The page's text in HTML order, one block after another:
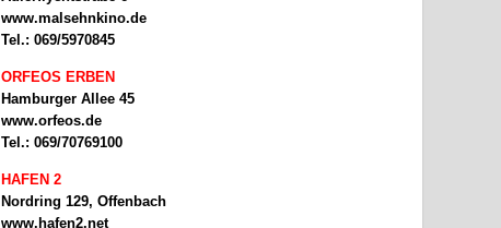
www.malsehnkino.de
Tel.: 069/5970845
ORFEOS ERBEN
Hamburger Allee 45
www.orfeos.de
Tel.: 069/70769100
HAFEN 2
Nordring 129, Offenbach
www.hafen2.net